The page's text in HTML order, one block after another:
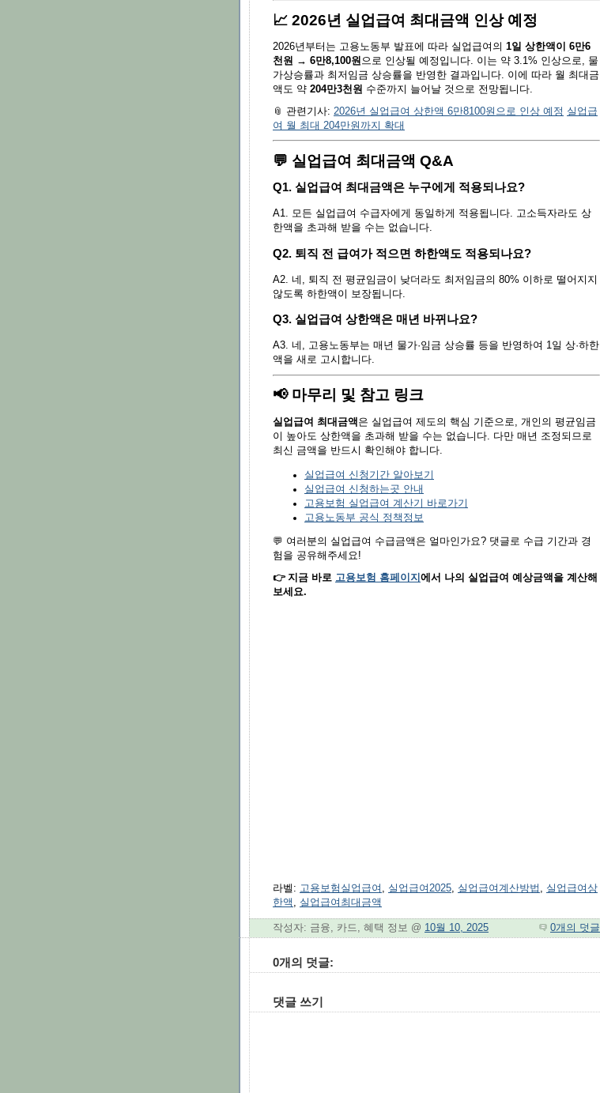
📈 2026년 실업급여 최대금액 인상 예정
2026년부터는 고용노동부 발표에 따라 실업급여의 1일 상한액이 6만6
천원 → 6만8,100원으로 인상될 예정입니다. 이는 약 3.1% 인상으로, 물
가상승률과 최저임금 상승률을 반영한 결과입니다. 이에 따라 월 최대금
액도 약 204만3천원 수준까지 늘어날 것으로 전망됩니다.
📎 관련기사: 2026년 실업급여 상한액 6만8100원으로 인상 예정 실업급
여 월 최대 204만원까지 확대
💬 실업급여 최대금액 Q&A
Q1. 실업급여 최대금액은 누구에게 적용되나요?
A1. 모든 실업급여 수급자에게 동일하게 적용됩니다. 고소득자라도 상
한액을 초과해 받을 수는 없습니다.
Q2. 퇴직 전 급여가 적으면 하한액도 적용되나요?
A2. 네, 퇴직 전 평균임금이 낮더라도 최저임금의 80% 이하로 떨어지지
않도록 하한액이 보장됩니다.
Q3. 실업급여 상한액은 매년 바뀌나요?
A3. 네, 고용노동부는 매년 물가·임금 상승률 등을 반영하여 1일 상·하한
액을 새로 고시합니다.
📢 마무리 및 참고 링크
실업급여 최대금액은 실업급여 제도의 핵심 기준으로, 개인의 평균임금
이 높아도 상한액을 초과해 받을 수는 없습니다. 다만 매년 조정되므로
최신 금액을 반드시 확인해야 합니다.
실업급여 신청기간 알아보기
실업급여 신청하는곳 안내
고용보험 실업급여 계산기 바로가기
고용노동부 공식 정책정보
💬 여러분의 실업급여 수급금액은 얼마인가요? 댓글로 수급 기간과 경
험을 공유해주세요!
👉 지금 바로 고용보험 홈페이지 에서 나의 실업급여 예상금액을 계산해
보세요.
라벨: 고용보험실업급여 , 실업급여2025, 실업급여계산방법 , 실업급여상
한액 , 실업급여최대금액
작성자: 금융, 카드, 혜택 정보 @ 10월 10, 2025 0개의 덧글
0개의 덧글:
댓글 쓰기